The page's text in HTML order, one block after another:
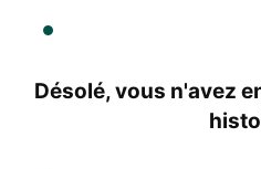
Désolé, vous n'avez